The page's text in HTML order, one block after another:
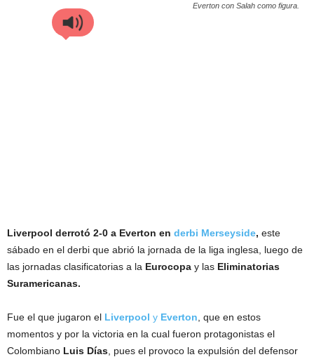
Everton con Salah como figura.
Liverpool derrotó 2-0 a Everton en derbi Merseyside, este
sábado en el derbi que abrió la jornada de la liga inglesa, luego de
las jornadas clasificatorias a la Eurocopa y las Eliminatorias
Suramericanas.
Fue el que jugaron el Liverpool y Everton , que en estos
momentos y por la victoria en la cual fueron protagonistas el
Colombiano Luis Días , pues el provoco la expulsión del defensor